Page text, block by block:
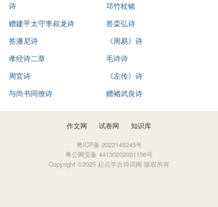
诗
邛竹杖铭
赠建平太守李叔龙诗
答栾弘诗
答潘尼诗
《周易》诗
孝经诗二章
毛诗诗
周官诗
《左传》诗
与尚书同僚诗
赠褚武良诗
作文网 试卷网 知识库
粤ICP备 2022145245号
粤公网安备 44130202001156号
Copyright ©2025 起点学古诗词网 版权所有